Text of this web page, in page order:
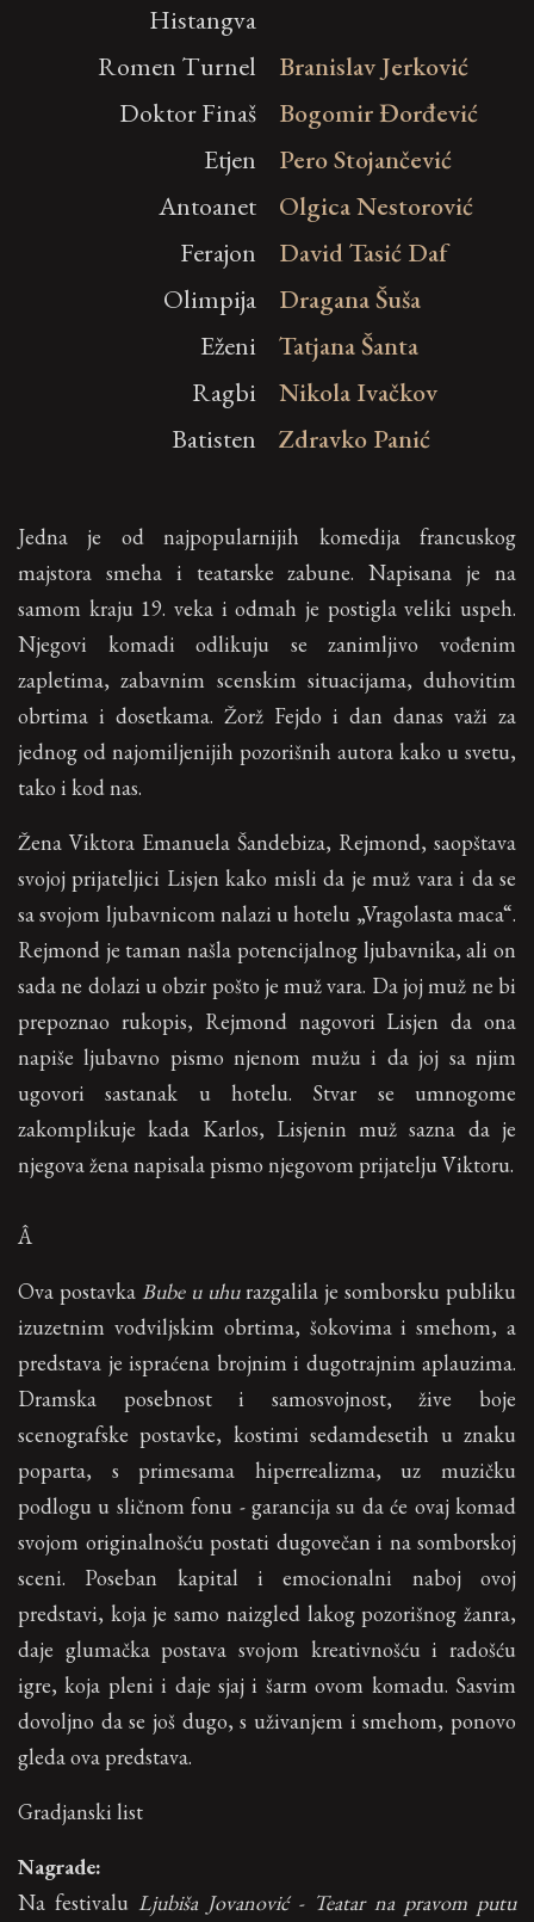
Histangva
Romen Turnel
Branislav Jerković
Doktor Finaš
Bogomir Đorđević
Etjen
Pero Stojančević
Antoanet
Olgica Nestorović
Ferajon
David Tasić Daf
Olimpija
Dragana Šuša
Eženi
Tatjana Šanta
Ragbi
Nikola Ivačkov
Batisten
Zdravko Panić
Jedna je od najpopularnijih komedija francuskog
majstora smeha i teatarske zabune. Napisana je na
samom kraju 19. veka i odmah je postigla veliki uspeh.
Njegovi komadi odlikuju se zanimljivo vođenim
zapletima, zabavnim scenskim situacijama, duhovitim
obrtima i dosetkama. Žorž Fejdo i dan danas važi za
jednog od najomiljenijih pozorišnih autora kako u svetu,
tako i kod nas.
Žena Viktora Emanuela Šandebiza, Rejmond, saopštava
svojoj prijateljici Lisjen kako misli da je muž vara i da se
sa svojom ljubavnicom nalazi u hotelu „Vragolasta maca“.
Rejmond je taman našla potencijalnog ljubavnika, ali on
sada ne dolazi u obzir pošto je muž vara. Da joj muž ne bi
prepoznao rukopis, Rejmond nagovori Lisjen da ona
napiše ljubavno pismo njenom mužu i da joj sa njim
ugovori sastanak u hotelu. Stvar se umnogome
zakomplikuje kada Karlos, Lisjenin muž sazna da je
njegova žena napisala pismo njegovom prijatelju Viktoru.
Â
Ova postavka Bube u uhurazgalila je somborsku publiku
izuzetnim vodviljskim obrtima, šokovima i smehom, a
predstava je ispraćena brojnim i dugotrajnim aplauzima.
Dramska posebnost i samosvojnost, žive boje
scenografske postavke, kostimi sedamdesetih u znaku
poparta, s primesama hiperrealizma, uz muzičku
podlogu u sličnom fonu - garancija su da će ovaj komad
svojom originalnošću postati dugovečan i na somborskoj
sceni. Poseban kapital i emocionalni naboj ovoj
predstavi, koja je samo naizgled lakog pozorišnog žanra,
daje glumačka postava svojom kreativnošću i radošću
igre, koja pleni i daje sjaj i šarm ovom komadu. Sasvim
dovoljno da se još dugo, s uživanjem i smehom, ponovo
gleda ova predstava.
Gradjanski list
Nagrade:
Na festivalu Ljubiša Jovanović - Teatar na pravom putu